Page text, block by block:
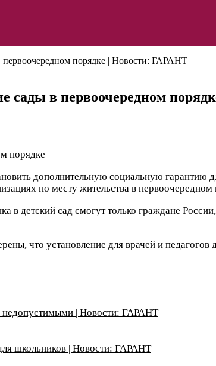
первоочередном порядке | Новости: ГАРАНТ
сады в первоочередном
дополнительную социальную гарантию
по месту жительства в
в детский сад смогут только граждане
что установление для врачей и педагогов
недопустимыми | Новости: ГАРАНТ
школьников | Новости: ГАРАНТ